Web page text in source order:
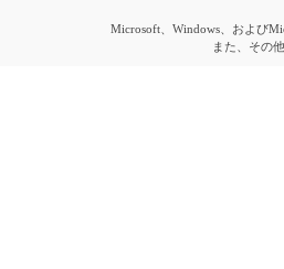
Microsoft、Windows、および
また、その